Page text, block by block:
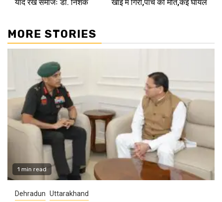
याद रखे समाजः डॉ. निशंक
खाई में गिरी,पांच की मौत,कई घायल
MORE STORIES
1 min read
Dehradun Uttarakhand